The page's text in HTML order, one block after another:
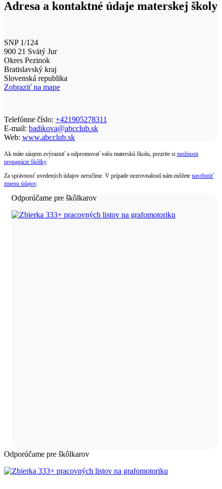
Adresa a kontaktné údaje materskej školy
SNP 1/124
900 21 Svätý Jur
Okres Pezinok
Bratislavský kraj
Slovenská republika
Zobraziť na mape
Telefónne číslo: +421905278311
E-mail: badikova@abcclub.sk
Web: www.abcclub.sk
Ak máte záujem zvýrazniť a odpromovať vašu materskú školu, prezrite si možnosti
propagácie škôlky.
Za správnosť uvedených údajov neručíme. V prípade nezrovnalostí nám môžete navrhnúť
zmenu údajov.
Odporúčame pre škôlkarov
Odporúčame pre škôlkarov